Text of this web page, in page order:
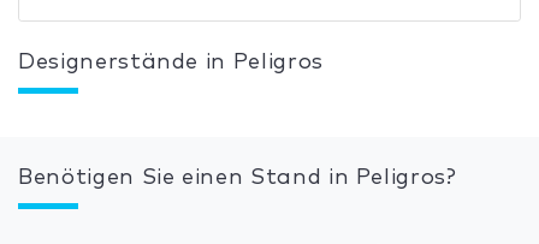
Designerstände in Peligros
Benötigen Sie einen Stand in Peligros?